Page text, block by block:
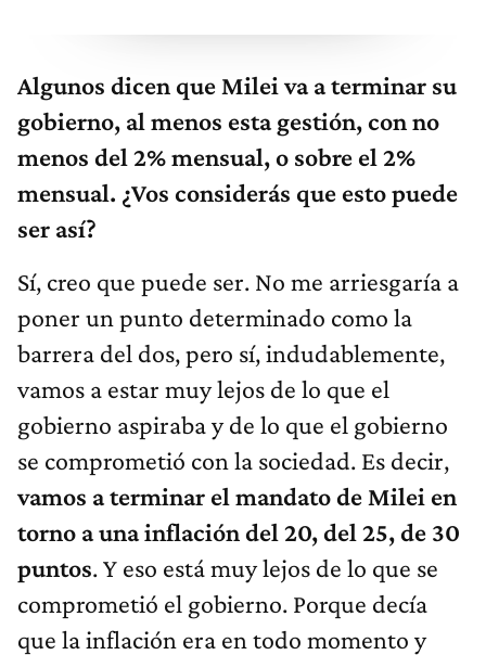
Algunos dicen que Milei va a terminar su
gobierno, al menos esta gestión, con no
menos del 2% mensual, o sobre el 2%
mensual. ¿Vos considerás que esto puede
ser así?
Sí, creo que puede ser. No me arriesgaría a
poner un punto determinado como la
barrera del dos, pero sí, indudablemente,
vamos a estar muy lejos de lo que el
gobierno aspiraba y de lo que el gobierno
se comprometió con la sociedad. Es decir,
vamos a terminar el mandato de Milei en
torno a una inflación del 20, del 25, de 30
puntos. Y eso está muy lejos de lo que se
comprometió el gobierno. Porque decía
que la inflación era en todo momento y